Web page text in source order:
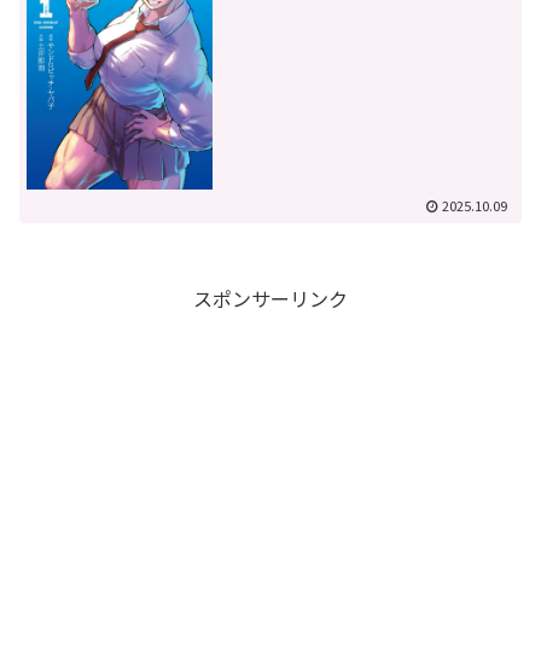
2025.10.09
スポンサーリンク